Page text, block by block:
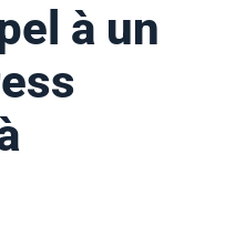
à un